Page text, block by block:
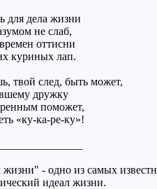
для дела жизни
не слаб,
оттисни
куриных лап.
твой след, быть может,
дружку
поможет,
«ку-ка-ре-ку»!
- одно из самых
идеал жизни.